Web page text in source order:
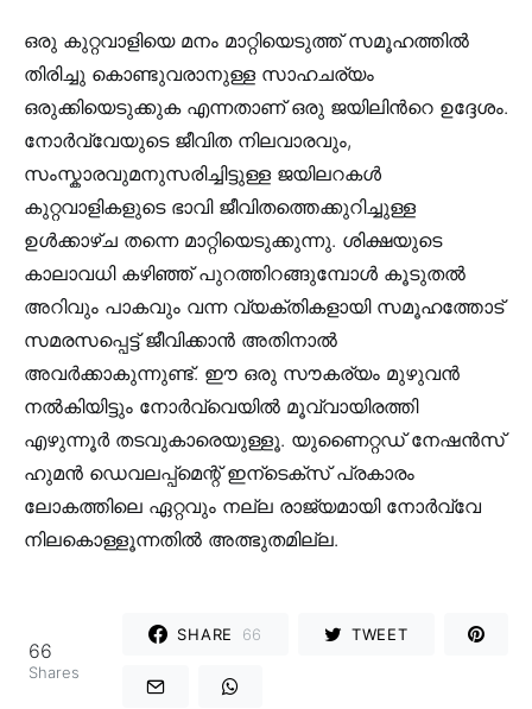
ഒരു കുറ്റവാളിയെ മനം മാറ്റിയെടുത്ത് സമൂഹത്തില്‍
തിരിച്ചു കൊണ്ടുവരാനുള്ള സാഹചര്യം
ഒരുക്കിയെടുക്കുക എന്നതാണ് ഒരു ജയിലിന്‍റെ ഉദ്ദേശം.
നോര്‍വ്വേയുടെ ജീവിത നിലവാരവും,
സംസ്കാരവുമനുസരിച്ചിട്ടുള്ള ജയിലറകള്‍
കുറ്റവാളികളുടെ ഭാവി ജീവിതത്തെക്കുറിച്ചുള്ള
ഉള്‍ക്കാഴ്ച തന്നെ മാറ്റിയെടുക്കുന്നു. ശിക്ഷയുടെ
കാലാവധി കഴിഞ്ഞ് പുറത്തിറങ്ങുമ്പോള്‍ കൂടുതല്‍
അറിവും പാകവും വന്ന വ്യക്തികളായി സമൂഹത്തോട്
സമരസപ്പെട്ട്‌ ജീവിക്കാന്‍ അതിനാല്‍
അവര്‍ക്കാകുന്നുണ്ട്. ഈ ഒരു സൗകര്യം മുഴുവന്‍
നല്‍കിയിട്ടും നോര്‍വ്വെയില്‍ മൂവ്വായിരത്തി
എഴുന്നൂര്‍ തടവുകാരെയുള്ളൂ. യുണൈറ്റഡ് നേഷന്‍സ്‌
ഹുമന്‍ ഡെവലപ്പ്മെന്റ് ഇന്ടെക്സ് പ്രകാരം
ലോകത്തിലെ ഏറ്റവും നല്ല രാജ്യമായി നോര്‍വ്വേ
നിലകൊള്ളൂന്നതില്‍ അത്ഭുതമില്ല.
66
Shares
SHARE 66 TWEET